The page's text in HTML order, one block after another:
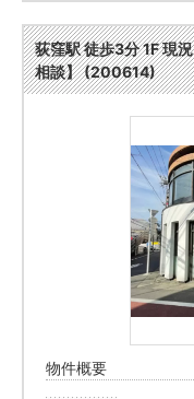
荻窪駅 徒歩3分 1F 現
相談】 (200614)
物件概要